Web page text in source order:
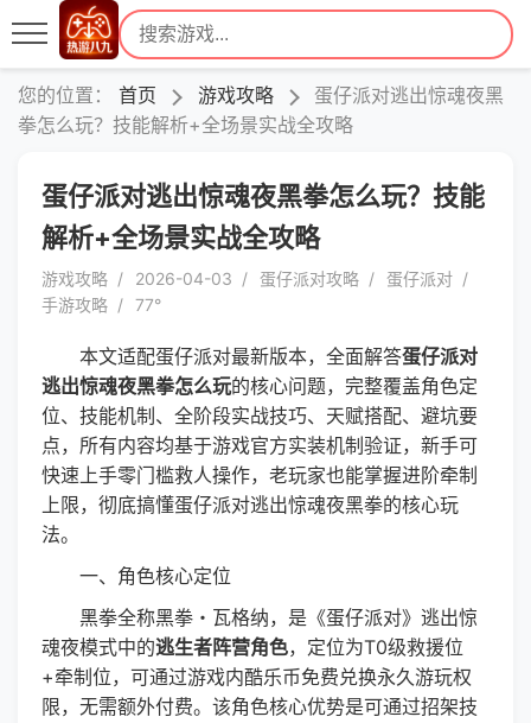
您的位置： 首页 游戏攻略
蛋仔派对逃出惊魂夜黑
拳怎么玩？技能解析+全场景实战全攻略
蛋仔派对逃出惊魂夜黑拳怎么玩？技能
解析+全场景实战全攻略
游戏攻略 2026-04-03 蛋仔派对攻略
蛋仔派对
手游攻略
77°
本文适配蛋仔派对最新版本，全面解答蛋仔派对
逃出惊魂夜黑拳怎么玩的核心问题，完整覆盖角色定
位、技能机制、全阶段实战技巧、天赋搭配、避坑要
点，所有内容均基于游戏官方实装机制验证，新手可
快速上手零门槛救人操作，老玩家也能掌握进阶牵制
上限，彻底搞懂蛋仔派对逃出惊魂夜黑拳的核心玩
法。
一、角色核心定位
黑拳全称黑拳・瓦格纳，是《蛋仔派对》逃出惊
魂夜模式中的逃生者阵营角色，定位为T0级救援位
+牵制位，可通过游戏内酷乐币免费兑换永久游玩权
限，无需额外付费。该角色核心优势是可通过招架技